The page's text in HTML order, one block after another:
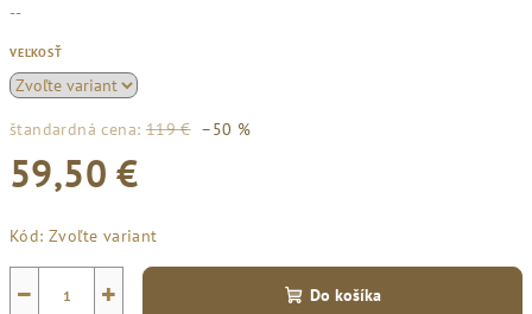
--
VEĽKOSŤ
štandardná cena: 119 € –50 %
59,50 €
cena:
Kód: Zvoľte variant
+
− Do košíka